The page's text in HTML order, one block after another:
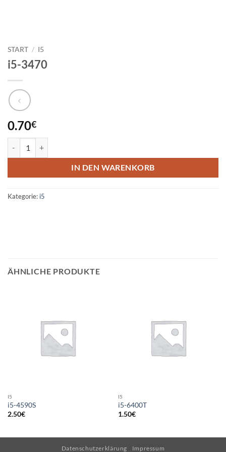
START / I5
i5-3470
0.70€
IN DEN WARENKORB
Kategorie: i5
ÄHNLICHE PRODUKTE
I5
i5-4590S
2.50€
I5
i5-6400T
1.50€
Datenschutzerklärung Impressum